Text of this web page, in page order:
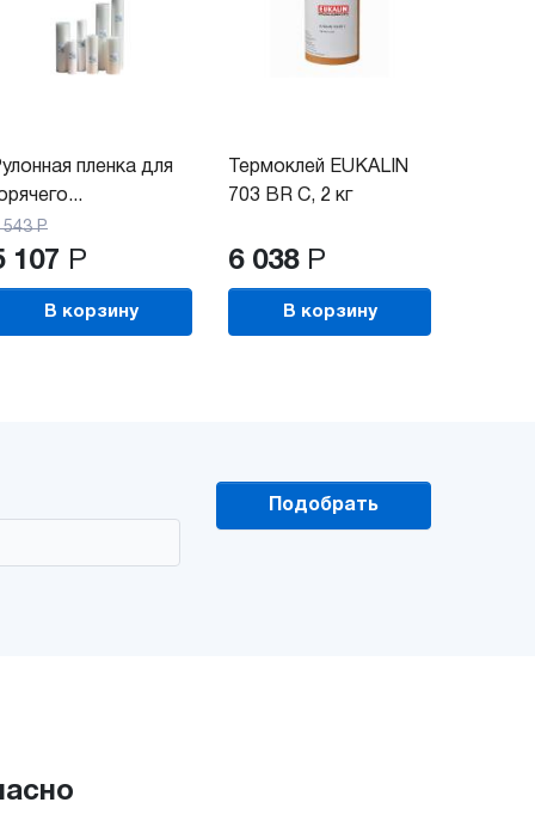
пленка для
543 Р
107 Р
В корзину
Термоклей EUKALIN
703 BR C, 2 кг
6 038 Р
В корзину
Подобрать